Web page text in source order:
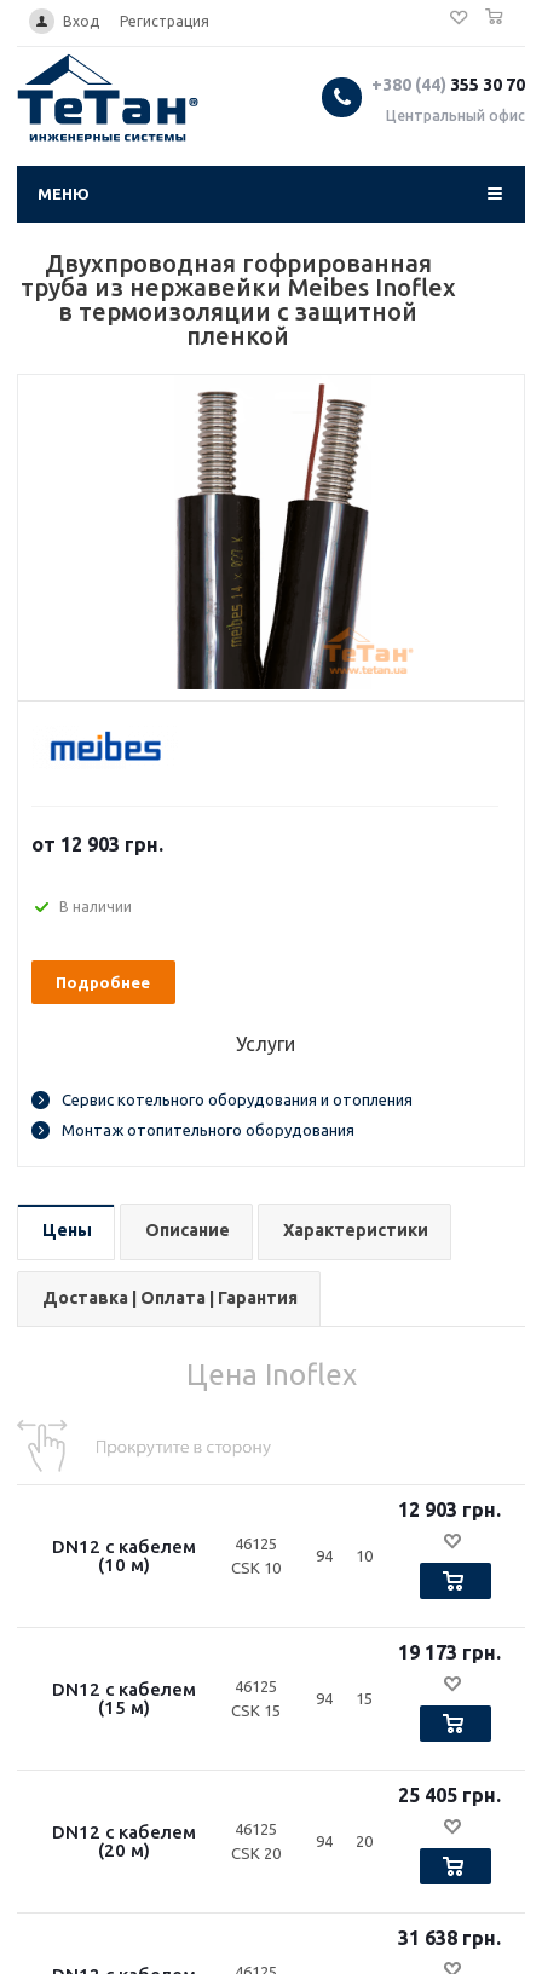
... Вход Регистрация
+380 (44) 355 30 70
Центральный офис
МЕНЮ
Двухпроводная гофрированная
труба из нержавейки Meibes Inoflex
в термоизоляции с защитной
пленкой
от 12 903 грн.
В наличии
Подробнее
Услуги
Сервис котельного оборудования и отопления
Монтаж отопительного оборудования
Цены Описание Характеристики
Доставка | Оплата | Гарантия
Цена Inoflex
DN12 с кабелем
(10 м)
46125
CSK 10
94 10
12 903 грн.
DN12 с кабелем
(15 м)
46125
CSK 15
94 15
19 173 грн.
DN12 с кабелем
(20 м)
46125
CSK 20
94 20
25 405 грн.
31 638 грн.